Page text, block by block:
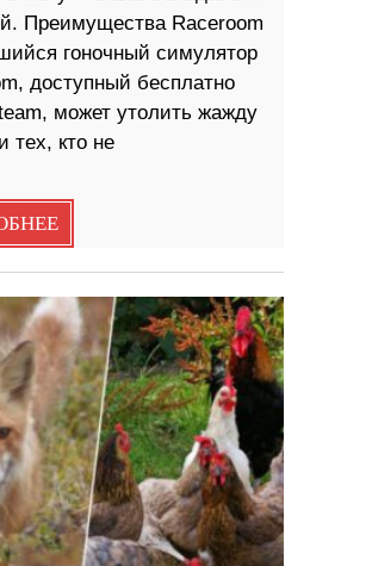
Преимущества Raceroom
гоночный симулятор
доступный бесплатно
может утолить жажду
тех, кто не